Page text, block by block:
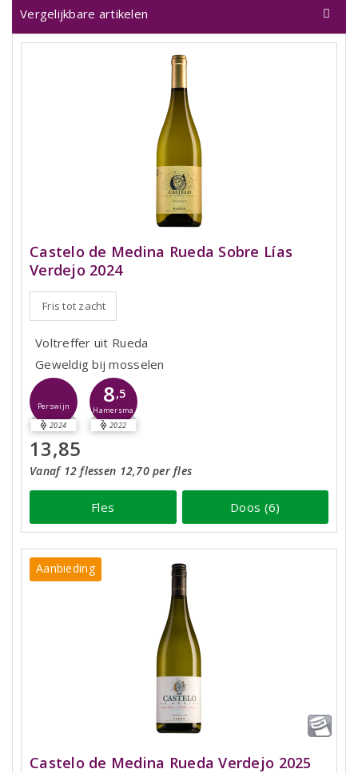
Vergelijkbare artikelen
Castelo de Medina Rueda Sobre Lías
Verdejo 2024
Fris tot zacht
Voltreffer uit Rueda
Geweldig bij mosselen
Perswijn
2024
8,5
Hamersma
2022
13,85
Vanaf 12 flessen 12,70 per fles
Fles Doos (6)
Aanbieding
Castelo de Medina Rueda Verdejo 2025